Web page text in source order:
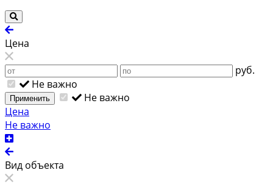
Цена
руб.
Не важно
Применить
Не важно
Цена
Не важно
Вид объекта